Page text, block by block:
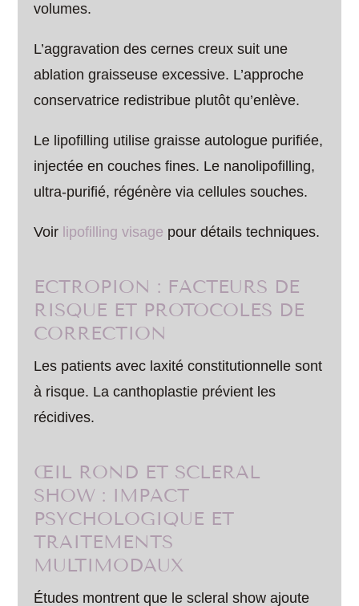
volumes.
L’aggravation des cernes creux suit une
ablation graisseuse excessive. L’approche
conservatrice redistribue plutôt qu’enlève.
Le lipofilling utilise graisse autologue purifiée,
injectée en couches fines. Le nanolipofilling,
ultra-purifié, régénère via cellules souches.
Voir lipofilling visage pour détails techniques.
ECTROPION : FACTEURS DE
RISQUE ET PROTOCOLES DE
CORRECTION
Les patients avec laxité constitutionnelle sont
à risque. La canthoplastie prévient les
récidives.
ŒIL ROND ET SCLERAL
SHOW : IMPACT
PSYCHOLOGIQUE ET
TRAITEMENTS
MULTIMODAUX
Études montrent que le scleral show ajoute